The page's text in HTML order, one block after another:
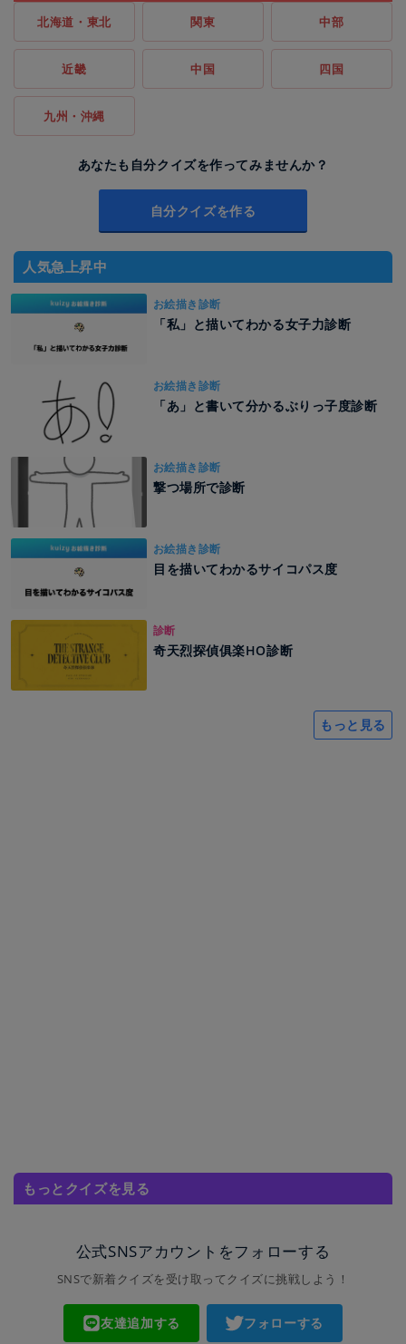
北海道・東北 関東 中部
近畿 中国 四国
九州・沖縄
あなたも自分クイズを作ってみませんか？
自分クイズを作る
人気急上昇中
お絵描き診断
「私」と描いてわかる女子力診断
お絵描き診断
「あ」と書いて分かるぶりっ子度診断
お絵描き診断
撃つ場所で診断
お絵描き診断
目を描いてわかるサイコパス度
診断
奇天烈探偵俱楽HO診断
もっと見る
もっとクイズを見る
公式SNSアカウントをフォローする
SNSで新着クイズを受け取ってクイズに挑戦しよう！
友達追加する フォローする